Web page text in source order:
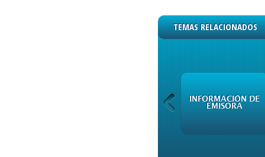
TEMAS RELACIONADOS
INFORMACIÓN DE
INFORMACIÓN DE
EMISORA